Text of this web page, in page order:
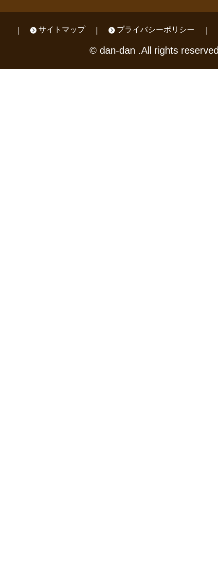
サイトマップ プライバシーポリシー
© dan-dan .All rights